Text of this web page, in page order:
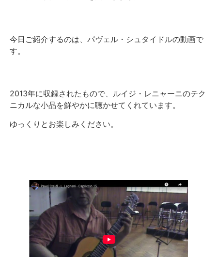
今日ご紹介するのは、パヴェル・シュタイドルの動画で
す。
2013年に収録されたもので、ルイジ・レニャーニのテク
ニカルな小品を鮮やかに聴かせてくれています。
ゆっくりとお楽しみください。